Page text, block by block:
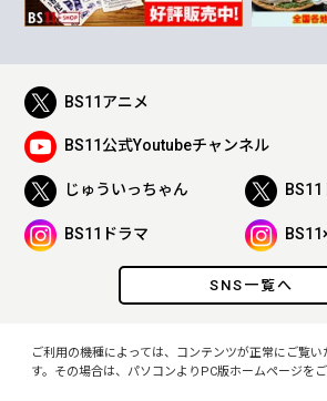
SNS一覧へ
BS11アニメ
BS11公式Youtubeチャンネル
じゅういっちゃん BS11
BS11ドラマ
ご利用の機種によっては、コンテンツが正常にご覧
す。その場合は、パソコンよりPC版ホームページをご